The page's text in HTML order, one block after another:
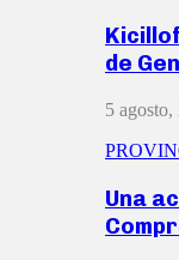
de
5 agosto,
Una